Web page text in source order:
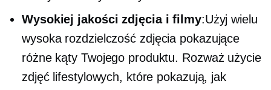
Wysokiej jakości zdjęcia i filmy:Użyj wielu
wysoka rozdzielczość zdjęcia pokazujące
różne kąty Twojego produktu. Rozważ użycie
zdjęć lifestylowych, które pokazują, jak